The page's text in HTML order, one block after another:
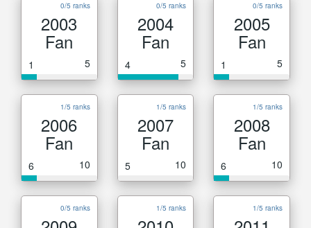
0/5 ranks
2003
Fan
1 5
0/5 ranks
2004
Fan
4 5
0/5 ranks
2005
Fan
1 5
1/5 ranks
2006
Fan
6 10
1/5 ranks
2007
Fan
5 10
1/5 ranks
2008
Fan
6 10
0/5 ranks 1/5 ranks 1/5 ranks